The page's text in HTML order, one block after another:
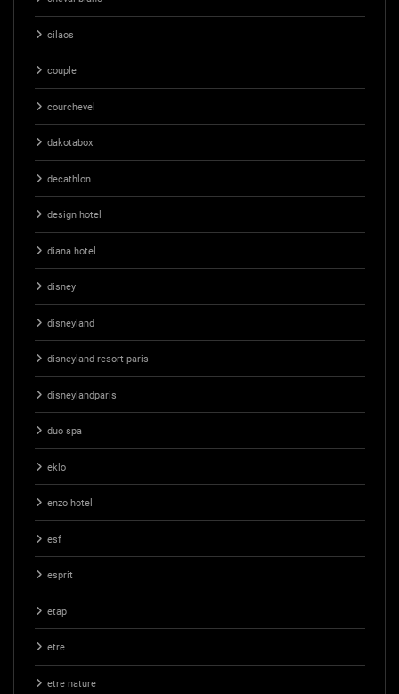
cilaos
couple
courchevel
dakotabox
decathlon
design hotel
diana hotel
disney
disneyland
disneyland resort paris
disneylandparis
duo spa
eklo
enzo hotel
esf
esprit
etap
etre
etre nature